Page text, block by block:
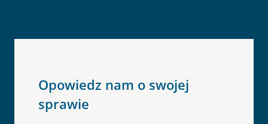
Opowiedz nam o swojej
sprawie